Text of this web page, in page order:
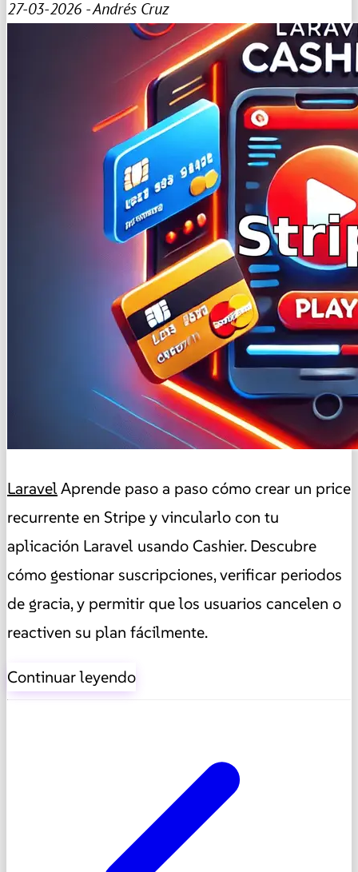
27-03-2026 - Andrés Cruz
LaravelAprende paso a paso cómo crear un price
recurrente en Stripe y vincularlo con tu
aplicación Laravel usando Cashier. Descubre
cómo gestionar suscripciones, verificar periodos
de gracia, y permitir que los usuarios cancelen o
reactiven su plan fácilmente.
Continuar leyendo